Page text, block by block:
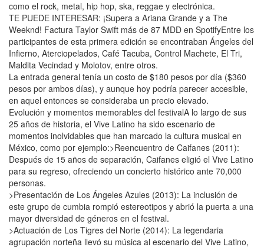
como el rock, metal, hip hop, ska, reggae y electrónica.
TE PUEDE INTERESAR: ¡Supera a Ariana Grande y a The
Weeknd! Factura Taylor Swift más de 87 MDD en SpotifyEntre los
participantes de esta primera edición se encontraban Ángeles del
Infierno, Aterciopelados, Café Tacuba, Control Machete, El Tri,
Maldita Vecindad y Molotov, entre otros.
La entrada general tenía un costo de $180 pesos por día ($360
pesos por ambos días), y aunque hoy podría parecer accesible,
en aquel entonces se consideraba un precio elevado.
Evolución y momentos memorables del festivalA lo largo de sus
25 años de historia, el Vive Latino ha sido escenario de
momentos inolvidables que han marcado la cultura musical en
México, como por ejemplo:>Reencuentro de Caifanes (2011):
Después de 15 años de separación, Caifanes eligió el Vive Latino
para su regreso, ofreciendo un concierto histórico ante 70,000
personas.
>Presentación de Los Ángeles Azules (2013): La inclusión de
este grupo de cumbia rompió estereotipos y abrió la puerta a una
mayor diversidad de géneros en el festival.
>Actuación de Los Tigres del Norte (2014): La legendaria
agrupación norteña llevó su música al escenario del Vive Latino,